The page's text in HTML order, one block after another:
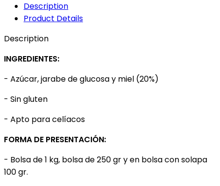
Description
Product Details
Description
INGREDIENTES:
- Azúcar, jarabe de glucosa y miel (20%)
- Sin gluten
- Apto para celíacos
FORMA DE PRESENTACIÓN:
- Bolsa de 1 kg, bolsa de 250 gr y en bolsa con solapa
100 gr.